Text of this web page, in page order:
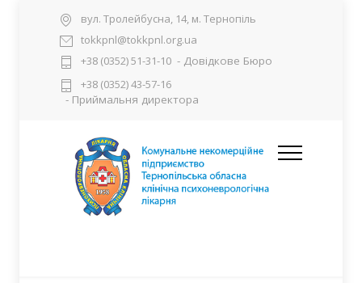
вул. Тролейбусна, 14, м. Тернопіль
tokkpnl@tokkpnl.org.ua
+38 (0352) 51-31-10 - Довідкове Бюро
+38 (0352) 43-57-16
- Приймальня директора